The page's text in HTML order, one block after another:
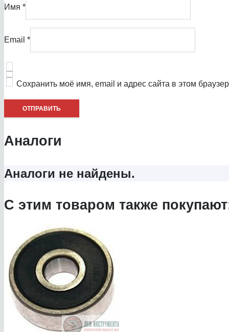
Имя *
Email *
Сохранить моё имя, email и адрес сайта в этом
Аналоги
Аналоги не найдены.
С этим товаром также